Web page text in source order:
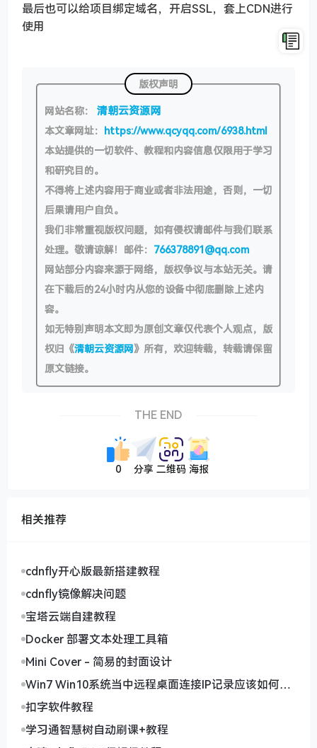
最后也可以给项目绑定域名，开启SSL，套上CDN进行
使用
版权声明
网站名称： 清朝云资源网
本文章网址： https://www.qcyqq.com/6938.html
本站提供的一切软件、教程和内容信息仅限用于学习
和研究目的。
不得将上述内容用于商业或者非法用途，否则，一切
后果请用户自负。
我们非常重视版权问题，如有侵权请邮件与我们联系
处理。敬请谅解！邮件： 766378891@qq.com
网站部分内容来源于网络，版权争议与本站无关。请
在下载后的24小时内从您的设备中彻底删除上述内
容。
如无特别声明本文即为原创文章仅代表个人观点，版
权归《清朝云资源网》所有，欢迎转载，转载请保留
原文链接。
THE END
0 分享 二维码 海报
相关推荐
cdnfly开心版最新搭建教程
cdnfly镜像解决问题
宝塔云端自建教程
Docker 部署文本处理工具箱
Mini Cover - 简易的封面设计
Win7 Win10系统当中远程桌面连接IP记录应该如何删
除
扣字软件教程
学习通智慧树自动刷课+教程